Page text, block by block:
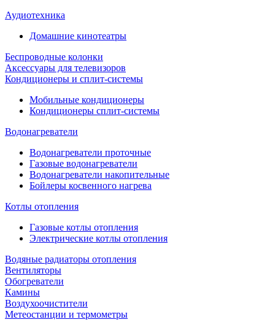
Аудиотехника
Домашние кинотеатры
Беспроводные колонки
Аксессуары для телевизоров
Кондиционеры и сплит-системы
Мобильные кондиционеры
Кондиционеры сплит-системы
Водонагреватели
Водонагреватели проточные
Газовые водонагреватели
Водонагреватели накопительные
Бойлеры косвенного нагрева
Котлы отопления
Газовые котлы отопления
Электрические котлы отопления
Водяные радиаторы отопления
Вентиляторы
Обогреватели
Камины
Воздухоочистители
Метеостанции и термометры